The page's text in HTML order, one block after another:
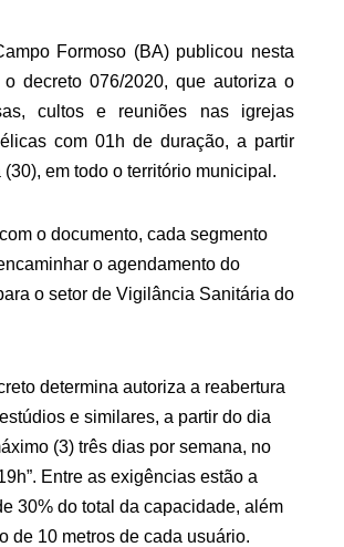
Formoso (BA) publicou nesta
o decreto 076/2020, que autoriza o
cultos e reuniões nas igrejas
com 01h de duração, a partir
em todo o território municipal.
o documento, cada segmento
o agendamento do
o setor de Vigilância Sanitária do
determina autoriza a reabertura
e similares, a partir do dia
(3) três dias por semana, no
Entre as exigências estão a
30% do total da capacidade, além
de 10 metros de cada usuário.